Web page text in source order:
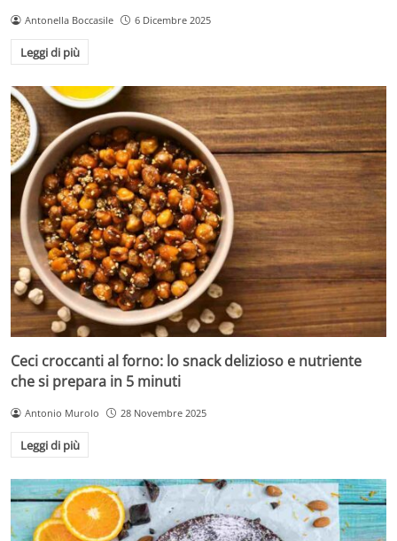
Antonella Boccasile 6 Dicembre 2025
Leggi di più
Ceci croccanti al forno: lo snack delizioso e nutriente
che si prepara in 5 minuti
Antonio Murolo 28 Novembre 2025
Leggi di più